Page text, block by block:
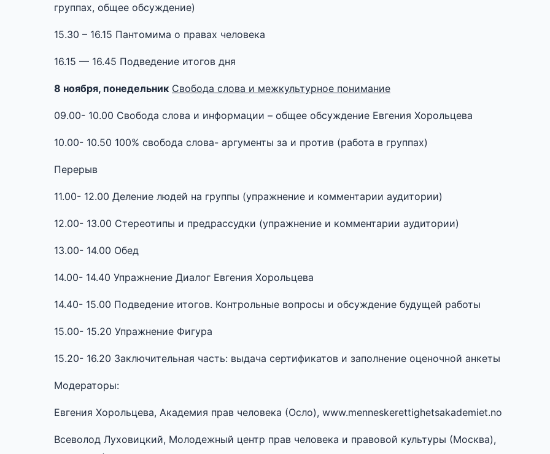
группах, общее обсуждение)
15.30 – 16.15 Пантомима о правах человека
16.15 — 16.45 Подведение итогов дня
8 ноября, понедельник Свобода слова и межкультурное понимание
09.00- 10.00 Свобода слова и информации – общее обсуждение Евгения Хорольцева
10.00- 10.50 100% свобода слова- аргументы за и против (работа в группах)
Перерыв
11.00- 12.00 Деление людей на группы (упражнение и комментарии аудитории)
12.00- 13.00 Стереотипы и предрассудки (упражнение и комментарии аудитории)
13.00- 14.00 Обед
14.00- 14.40 Упражнение Диалог Евгения Хорольцева
14.40- 15.00 Подведение итогов. Контрольные вопросы и обсуждение будущей работы
15.00- 15.20 Упражнение Фигура
15.20- 16.20 Заключительная часть: выдача сертификатов и заполнение оценочной анкеты
Модераторы:
Евгения Хорольцева, Академия прав человека (Осло), www.menneskerettighetsakademiet.no
Всеволод Луховицкий, Молодежный центр прав человека и правовой культуры (Москва),